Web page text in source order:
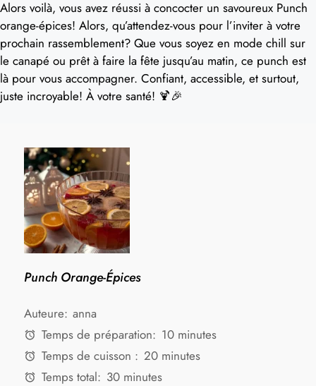
Alors voilà, vous avez réussi à concocter un savoureux Punch
orange-épices! Alors, qu’attendez-vous pour l’inviter à votre
prochain rassemblement? Que vous soyez en mode chill sur
le canapé ou prêt à faire la fête jusqu’au matin, ce punch est
là pour vous accompagner. Confiant, accessible, et surtout,
juste incroyable! À votre santé! 🍹🎉
Punch Orange-Épices
Auteure: anna
Temps de préparation: 10 minutes
Temps de cuisson : 20 minutes
Temps total: 30 minutes